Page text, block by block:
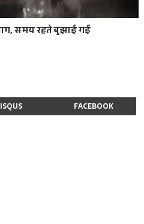
समय रहते बुझाई गई
FACEBOOK